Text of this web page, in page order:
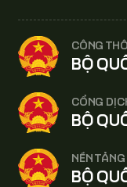
CÔNG
BỘ
CỔNG
BỘ
NỀN
BỘ